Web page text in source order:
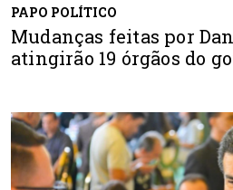
PAPO POLÍTICO
Mudanças feitas por
atingirão 19 órgãos do